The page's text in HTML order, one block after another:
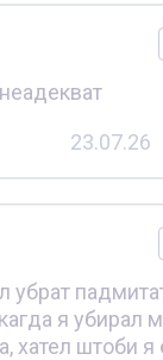
23.07.26
убрат
я убирал
хател штоби я